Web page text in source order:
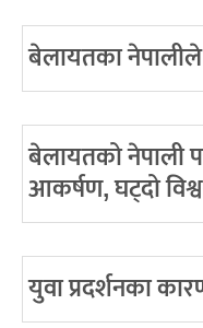
बेलायतका नेपालीले
बेलायतको नेपाली
आकर्षण, घट्दो
युवा प्रदर्शनका